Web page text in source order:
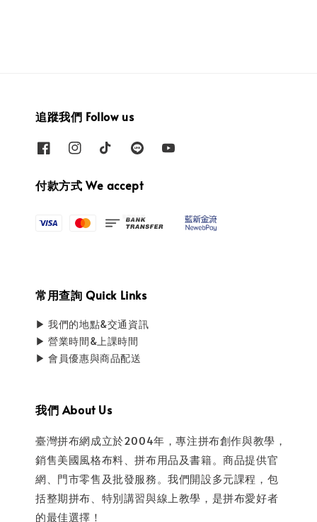
追蹤我們 Follow us
付款方式 We accept
常用查詢 Quick Links
▶ 我們的地點&交通資訊
▶ 營業時間&上課時間
▶ 會員優惠與商品配送
我們 About Us
臺灣拼布網成立於2004年，專注拼布創作與教學，
銷售美國風格布料、拼布用品及書籍。商品提供官
網、門市零售及批發服務。我們開設多元課程，包
括整期拼布、特別講習與線上教學，是拼布愛好者
的最佳選擇！